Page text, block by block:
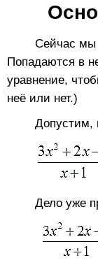
Сейчас мы с
Попадаются в
уравнение,
неё или нет.)
Допустим,
Дело уже